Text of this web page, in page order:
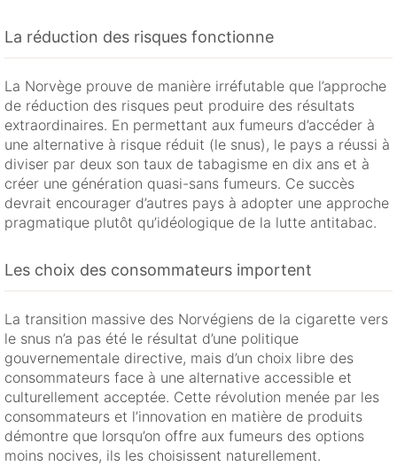
La réduction des risques fonctionne
La Norvège prouve de manière irréfutable que l’approche
de réduction des risques peut produire des résultats
extraordinaires. En permettant aux fumeurs d’accéder à
une alternative à risque réduit (le snus), le pays a réussi à
diviser par deux son taux de tabagisme en dix ans et à
créer une génération quasi-sans fumeurs. Ce succès
devrait encourager d’autres pays à adopter une approche
pragmatique plutôt qu’idéologique de la lutte antitabac.
Les choix des consommateurs importent
La transition massive des Norvégiens de la cigarette vers
le snus n’a pas été le résultat d’une politique
gouvernementale directive, mais d’un choix libre des
consommateurs face à une alternative accessible et
culturellement acceptée. Cette révolution menée par les
consommateurs et l’innovation en matière de produits
démontre que lorsqu’on offre aux fumeurs des options
moins nocives, ils les choisissent naturellement.